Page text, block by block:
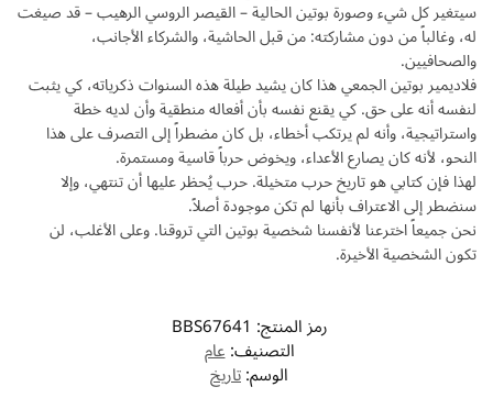
سيتغير كل شيء وصورة بوتين الحالية – القيصر الروسي الرهيب – قد صيغت
له، وغالباً من دون مشاركته: من قبل الحاشية، والشركاء الأجانب،
والصحافيين.
فلاديمير بوتين الجمعي هذا كان يشيد طيلة هذه السنوات ذكرياته، كي يثبت
لنفسه أنه على حق. كي يقنع نفسه بأن أفعاله منطقية وأن لديه خطة
واستراتيجية، وأنه لم يرتكب أخطاء، بل كان مضطراً إلى التصرف على هذا
النحو، لأنه كان يصارع الأعداء، ويخوض حرباً قاسية ومستمرة.
لهذا فإن كتابي هو تاريخ حرب متخيلة. حرب يُحظر عليها أن تنتهي، وإلا
سنضطر إلى الاعتراف بأنها لم تكن موجودة أصلاً.
نحن جميعاً اخترعنا لأنفسنا شخصية بوتين التي تروقنا. وعلى الأغلب، لن
تكون الشخصية الأخيرة.
رمز المنتج: BBS67641
التصنيف:عام
الوسم:تاريخ